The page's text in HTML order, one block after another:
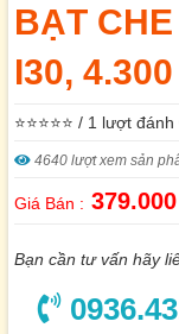
BẠT CHE
I30,
⭐⭐⭐⭐⭐ / 1 lượt
4640 lượt xem sản
Giá Bán :
Bạn cần tư vấn hãy